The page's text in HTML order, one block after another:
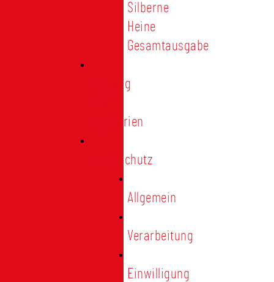
Silberne
Heine
Gesamtausgabe
Satzung
Regularien
Datenschutz
Allgemein
Verarbeitung
Einwilligung